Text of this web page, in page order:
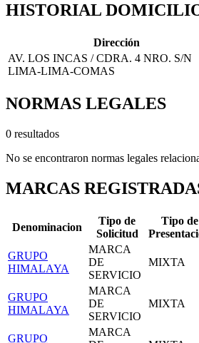
HISTORIAL
Dirección
AV. LOS INCAS / CDRA. 4 NRO. S/N
LIMA-LIMA-COMAS
NORMAS LEGALES
0 resultados
No se encontraron normas legales
MARCAS
Denominacion
Tipo de
Solicitud
Tipo de
GRUPO
HIMALAYA
MARCA
DE
SERVICIO
MIXTA
GRUPO
HIMALAYA
MARCA
DE
SERVICIO
MIXTA
GRUPO
MARCA